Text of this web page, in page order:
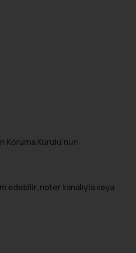
Koruma Kurulu’nun
edebilir, noter kanalıyla veya